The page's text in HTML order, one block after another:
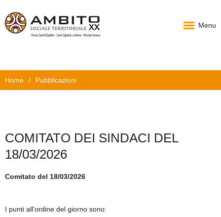
Menu
Home
Chi Siamo
News
Contatti
Home / Pubblicazioni
COMITATO DEI SINDACI DEL
18/03/2026
Comitato del 18/03/2026
I punti all’ordine del giorno sono: